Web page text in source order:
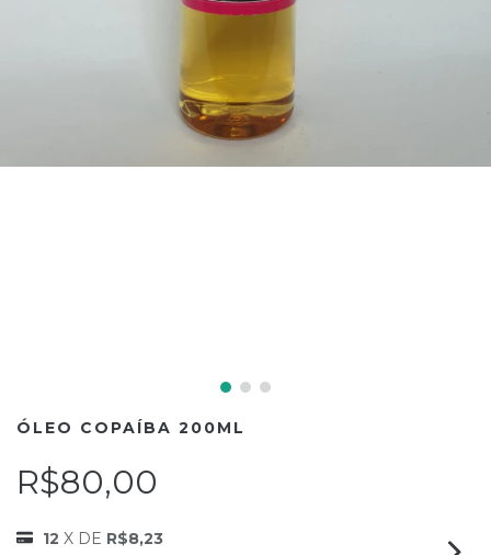
ÓLEO COPAÍBA 200ML
R$80,00
12 X DE R$8,23